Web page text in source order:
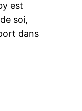
est
soi,
dans